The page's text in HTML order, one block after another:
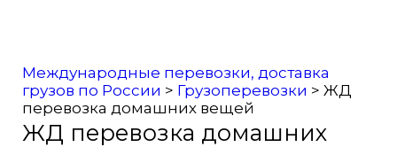
Международные перевозки, доставка
грузов по России > Грузоперевозки > ЖД
перевозка домашних вещей
ЖД перевозка домашних